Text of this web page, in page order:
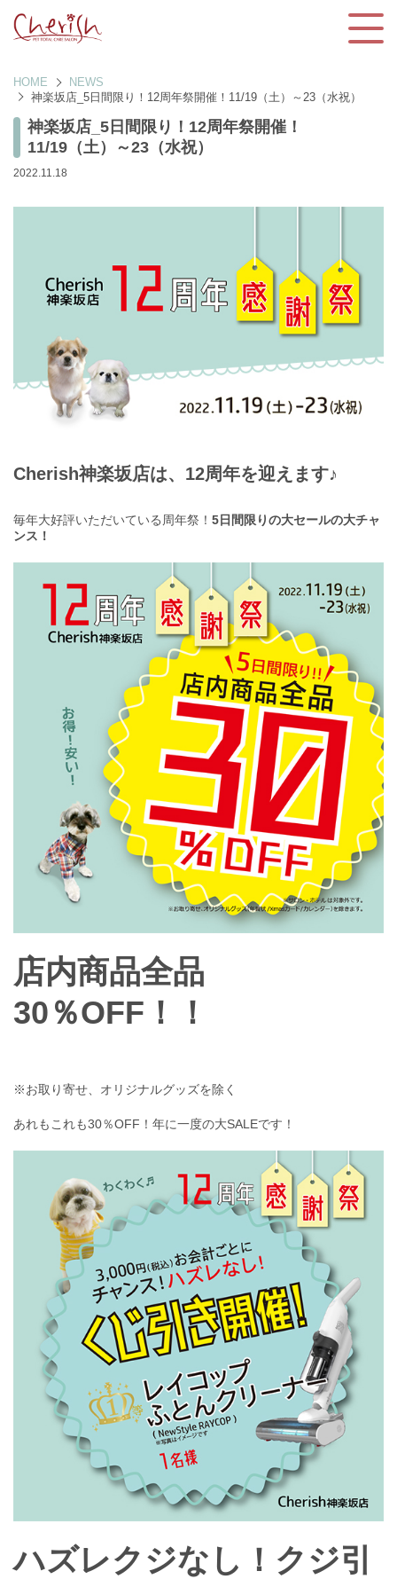
HOME
NEWS
神楽坂店_5日間限り！12周年祭開催！11/19（土）～23（水祝）
神楽坂店_5日間限り！12周年祭開催！
11/19（土）～23（水祝）
2022.11.18
Cherish神楽坂店は、12周年を迎えます♪
毎年大好評いただいている周年祭！ 5日間限りの大セールの大チャ
ンス！
店内商品全品
30％OFF！！
※お取り寄せ、オリジナルグッズを除く
あれもこれも30％OFF！年に一度の大SALEです！
ハズレクジなし！クジ引